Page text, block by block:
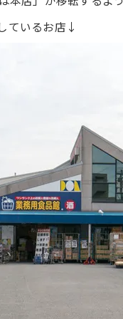
ているお店↓